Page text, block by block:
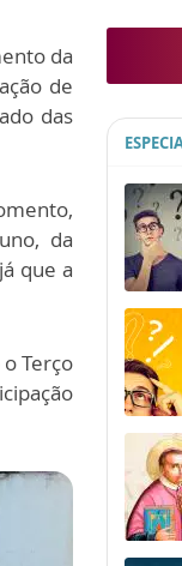
da
de
das
da
que a
Terço